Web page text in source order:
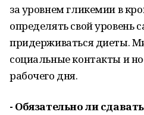
за уровнем гликемии в
определять свой уровень
придерживаться диеты.
социальные контакты и
рабочего дня.
- Обязательно ли